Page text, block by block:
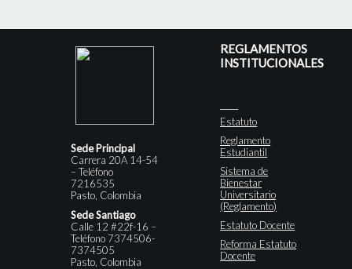
Sede Principal
Carrera 20A 14-54
– Teléfono
7216535
Pasto, Colombia
Sede Santiago
Calle 12 #22f-16 –
Teléfono 7374506-
7374505
Pasto, Colombia
REGLAMENTOS
INSTITUCIONALES
Estatuto
Reglamento
Estudiantil
Sistema de
Bienestar
Universitario
(Reglamento)
Estatuto Docente
Reforma Estatuto
Docente